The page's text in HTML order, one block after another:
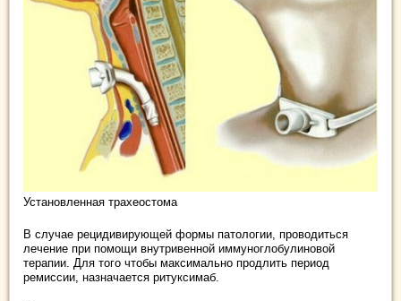
Установленная трахеостома
В случае рецидивирующей формы патологии, проводиться
лечение при помощи внутривенной иммуноглобулиновой
терапии. Для того чтобы максимально продлить период
ремиссии, назначается ритуксимаб.